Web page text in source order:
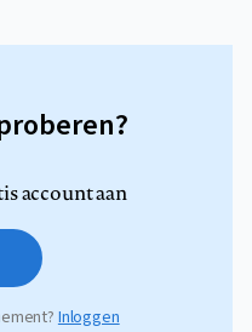
account aan
Inloggen